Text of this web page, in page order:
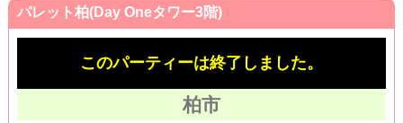
パレット柏(Day Oneタワー3階)
このパーティーは終了しました。
柏市